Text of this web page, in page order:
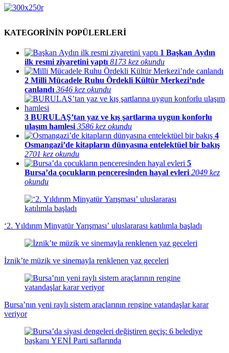
KATEGORİNİN POPÜLERLERİ
1 Başkan Aydın
ilk resmi ziyaretini yaptı 8173 kez okundu
2 Milli Mücadele Ruhu Ördekli Kültür Merkezi’nde
canlandı 3646 kez okundu
3 BURULAŞ’tan yaz ve kış şartlarına uygun konforlu
ulaşım hamlesi 3586 kez okundu
4
Osmangazi’de kitapların dünyasına entelektüel bir bakış
2701 kez okundu
5
Bursa’da çocukların penceresinden hayal evleri 2049 kez
okundu
‘2. Yıldırım Minyatür Yarışması’ uluslararası katılımla başladı
İznik’te müzik ve sinemayla renklenen yaz geceleri
Bursa’nın yeni raylı sistem araçlarının rengine vatandaşlar karar
veriyor